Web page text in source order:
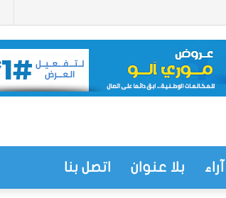
آراء بلا عنوان اتصل بنا